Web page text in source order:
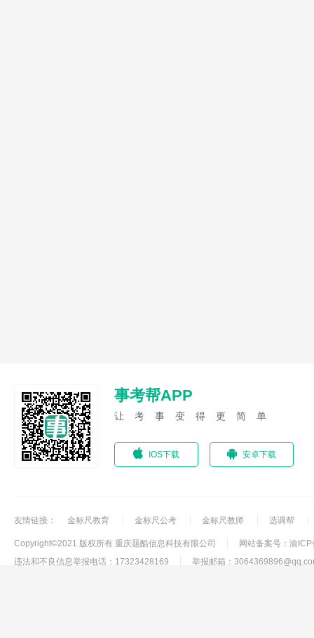
事考帮APP
让考事变得更简单
IOS下载 安卓下载
友情链接： 金标尺教育 金标尺公考 金标尺教师 选调帮
Copyright©2021 版权所有 重庆题酷信息科技有限公司
网站备案号：渝
违法和不良信息举报电话：17323428169
举报邮箱：